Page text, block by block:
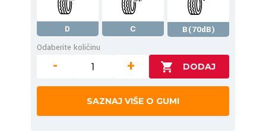
D C
B(70dB)
Odaberite količinu
- +
SAZNAJ VIŠE O GUMI